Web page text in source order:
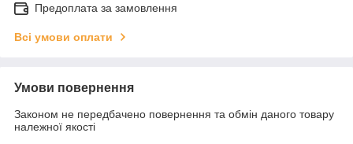
Предоплата за замовлення
Всі умови оплати
Умови повернення
Законом не передбачено повернення та обмін даного товару
належної якості